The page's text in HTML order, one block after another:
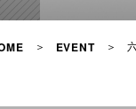
EVENT